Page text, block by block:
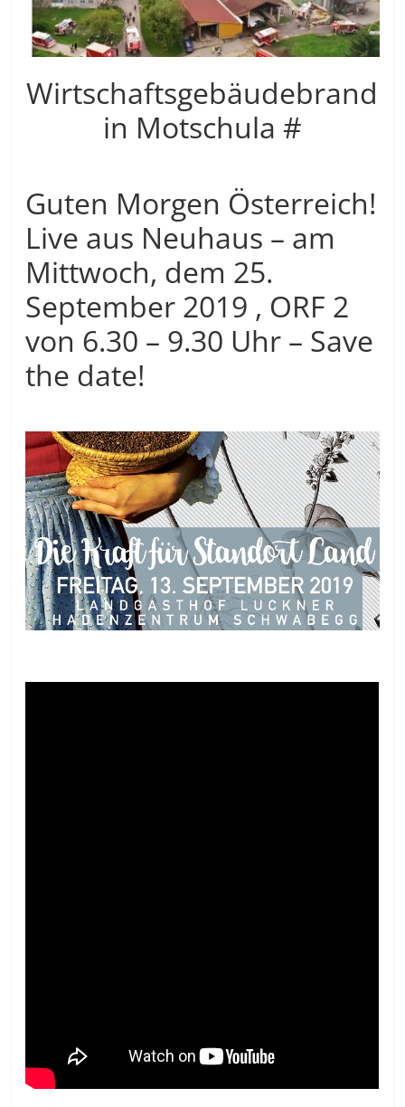
Wirtschaftsgebäudebrand
in Motschula #
Guten Morgen Österreich!
Live aus Neuhaus – am
Mittwoch, dem 25.
September 2019 , ORF 2
von 6.30 – 9.30 Uhr – Save
the date!